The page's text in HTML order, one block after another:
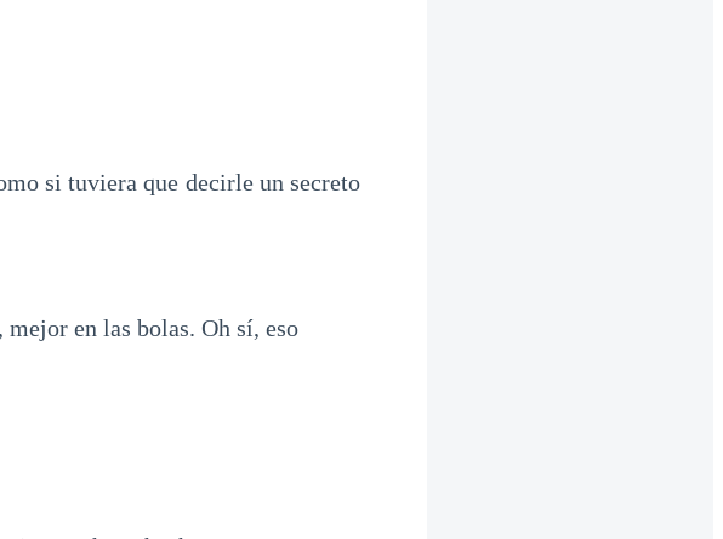
si tuviera que decirle un secreto
mejor en las bolas. Oh sí, eso